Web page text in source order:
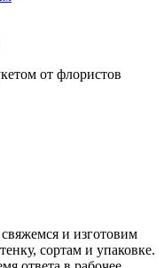
от флористов
и изготовим
сортам и упаковке.